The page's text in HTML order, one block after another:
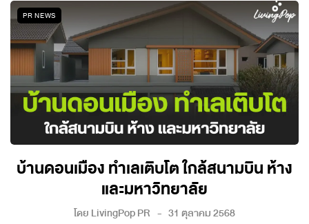
PR NEWS
บ้านดอนเมือง ทำเลเติบโต ใกล้สนามบิน ห้าง
และมหาวิทยาลัย
โดย LivingPop PR 31 ตุลาคม 2568